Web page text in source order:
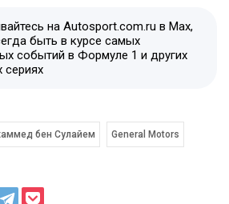
на Autosport.com.ru в Max,
быть в курсе самых
событий в Формуле 1 и других
сериях
бен Сулайем General Motors